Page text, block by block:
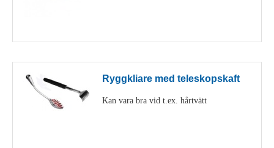
Ryggkliare med teleskopskaft
Kan vara bra vid t.ex. hårtvätt